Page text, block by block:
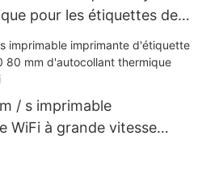
pour les étiquettes de
étiquette imprimante
/ s imprimable
WiFi à grande vitesse